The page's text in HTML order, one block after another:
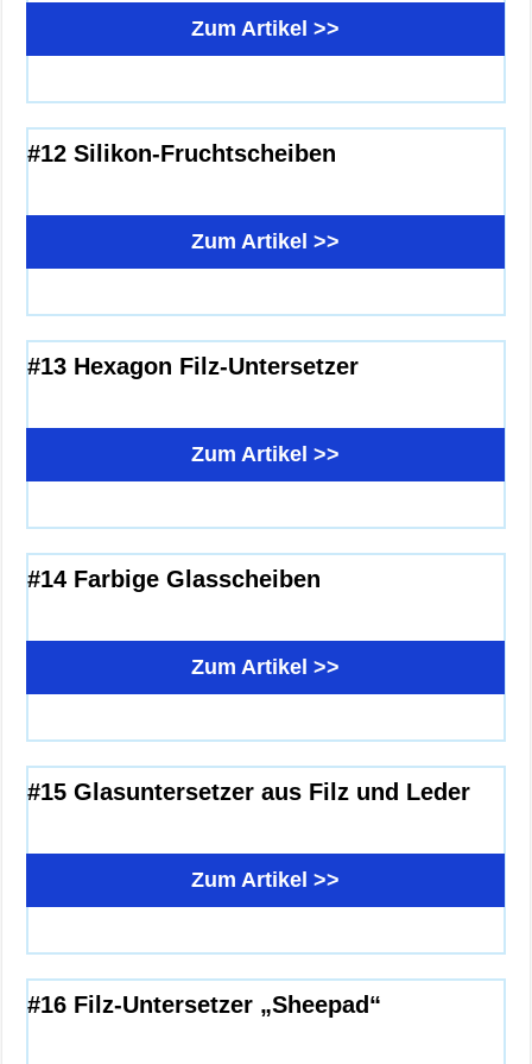
Zum Artikel >>
#12 Silikon-Fruchtscheiben
Zum Artikel >>
#13 Hexagon Filz-Untersetzer
Zum Artikel >>
#14 Farbige Glasscheiben
Zum Artikel >>
#15 Glasuntersetzer aus Filz und Leder
Zum Artikel >>
#16 Filz-Untersetzer „Sheepad“